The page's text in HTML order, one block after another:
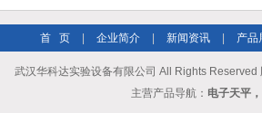
首 页 企业简介 新闻资讯 产品
武汉华科达实验设备有限公司 All Rights Reserved
主营产品导航： 电子天平